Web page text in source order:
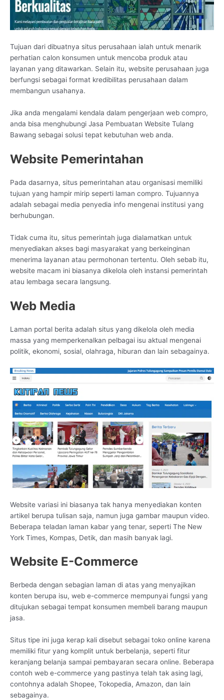
Tujuan dari dibuatnya situs perusahaan ialah untuk menarik
perhatian calon konsumen untuk mencoba produk atau
layanan yang ditawarkan. Selain itu, website perusahaan juga
berfungsi sebagai format kredibilitas perusahaan dalam
membangun usahanya.
Jika anda mengalami kendala dalam pengerjaan web compro,
anda bisa menghubungi Jasa Pembuatan Website Tulang
Bawang sebagai solusi tepat kebutuhan web anda.
Website Pemerintahan
Pada dasarnya, situs pemerintahan atau organisasi memiliki
tujuan yang hampir mirip seperti laman compro. Tujuannya
adalah sebagai media penyedia info mengenai institusi yang
berhubungan.
Tidak cuma itu, situs pemerintah juga dialamatkan untuk
menyediakan akses bagi masyarakat yang berkeinginan
menerima layanan atau permohonan tertentu. Oleh sebab itu,
website macam ini biasanya dikelola oleh instansi pemerintah
atau lembaga secara langsung.
Web Media
Laman portal berita adalah situs yang dikelola oleh media
massa yang memperkenalkan pelbagai isu aktual mengenai
politik, ekonomi, sosial, olahraga, hiburan dan lain sebagainya.
Website variasi ini biasanya tak hanya menyediakan konten
artikel berupa tulisan saja, namun juga gambar maupun video.
Beberapa teladan laman kabar yang tenar, seperti The New
York Times, Kompas, Detik, dan masih banyak lagi.
Website E-Commerce
Berbeda dengan sebagian laman di atas yang menyajikan
konten berupa isu, web e-commerce mempunyai fungsi yang
ditujukan sebagai tempat konsumen membeli barang maupun
jasa.
Situs tipe ini juga kerap kali disebut sebagai toko online karena
memiliki fitur yang komplit untuk berbelanja, seperti fitur
keranjang belanja sampai pembayaran secara online. Beberapa
contoh web e-commerce yang pastinya telah tak asing lagi,
contohnya adalah Shopee, Tokopedia, Amazon, dan lain
sebagainya.